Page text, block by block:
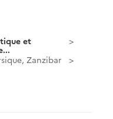
et
Zanzibar